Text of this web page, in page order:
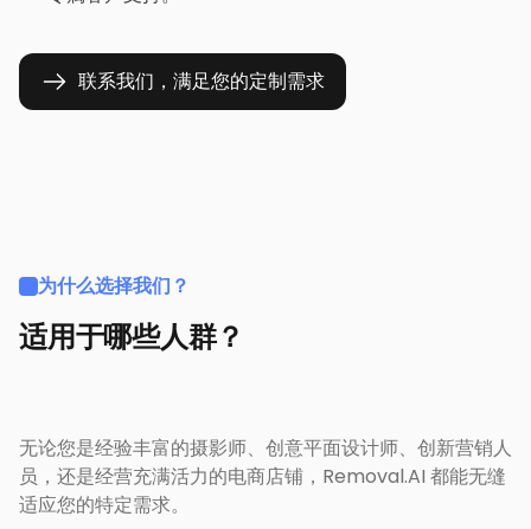
联系我们，满足您的定制需求
为什么选择我们？
适用于哪些人群？
无论您是经验丰富的摄影师、创意平面设计师、创新营销人
员，还是经营充满活力的电商店铺，Removal.AI 都能无缝
适应您的特定需求。